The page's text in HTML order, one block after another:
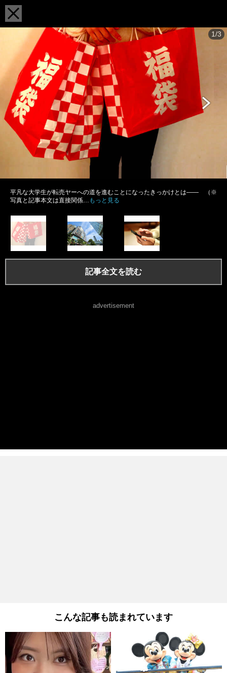
1/3
平凡な大学生が転売ヤーへの道を進むことになったきっかけとは―― （※
写真と記事本文は直接関係…
もっと見る
記事全文を読む
advertisement
こんな記事も読まれています